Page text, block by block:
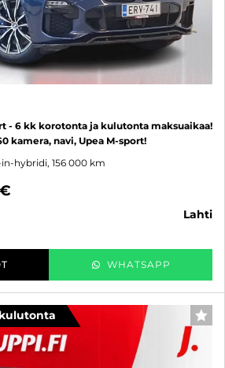
- 6 kk korotonta ja kulutonta maksuaikaa!
kamera, navi, Upea M-sport!
hybridi, 156 000 km
lahti
WHATSAPP